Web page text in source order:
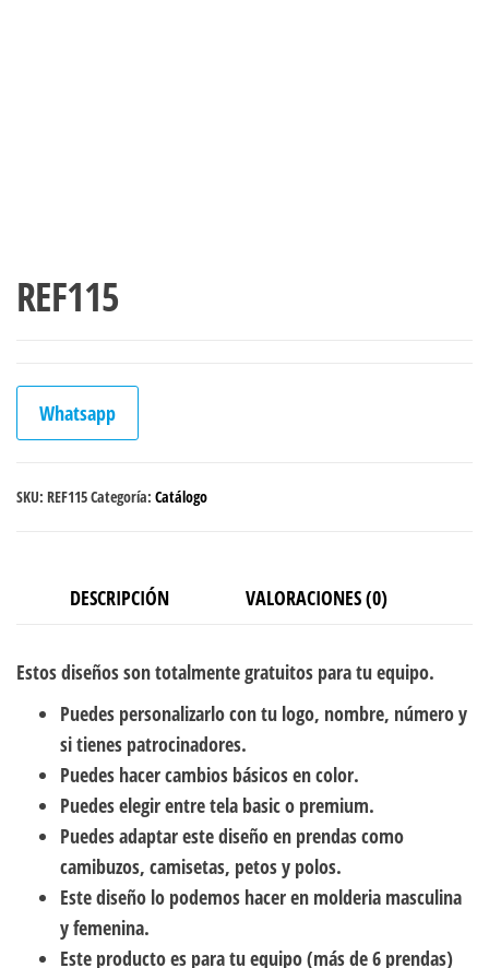
REF115
Whatsapp
SKU: REF115Categoría: Catálogo
DESCRIPCIÓN VALORACIONES (0)
Estos diseños son totalmente gratuitos para tu equipo.
Puedes personalizarlo con tu logo, nombre, número y
si tienes patrocinadores.
Puedes hacer cambios básicos en color.
Puedes elegir entre tela basic o premium.
Puedes adaptar este diseño en prendas como
camibuzos, camisetas, petos y polos.
Este diseño lo podemos hacer en molderia masculina
y femenina.
Este producto es para tu equipo (más de 6 prendas)